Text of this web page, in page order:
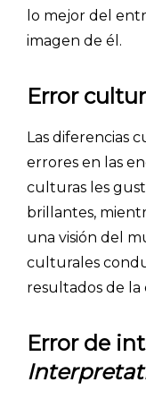
lo mejor del
imagen de él.
Error
Las diferencias
errores en las
culturas les
brillantes,
una visión del
culturales
resultados de la
Error de